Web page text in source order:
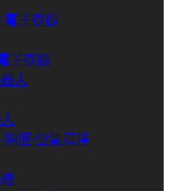
電子衣櫥
子衣櫥
人
除溼⋅空氣清淨